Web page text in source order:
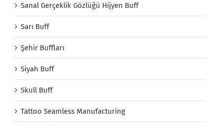
Sanal Gerçeklik Gözlüğü Hijyen Buff
Sarı Buff
Şehir Buffları
Siyah Buff
Skull Buff
Tattoo Seamless Manufacturing